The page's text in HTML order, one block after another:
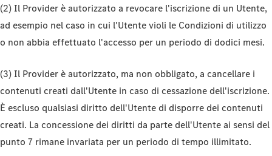
(2) Il Provider è autorizzato a revocare l'iscrizione di un Utente,
ad esempio nel caso in cui l'Utente violi le Condizioni di utilizzo
o non abbia effettuato l'accesso per un periodo di dodici mesi.
(3) Il Provider è autorizzato, ma non obbligato, a cancellare i
contenuti creati dall'Utente in caso di cessazione dell'iscrizione.
È escluso qualsiasi diritto dell'Utente di disporre dei contenuti
creati. La concessione dei diritti da parte dell'Utente ai sensi del
punto 7 rimane invariata per un periodo di tempo illimitato.